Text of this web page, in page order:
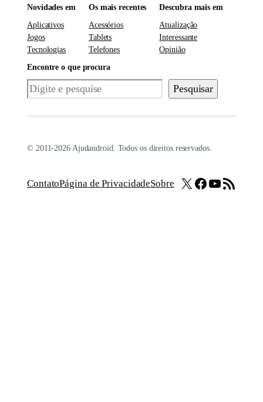
Novidades em
Aplicativos
Jogos
Tecnologias
Os mais recentes
Acessórios
Tablets
Telefones
Descubra mais em
Atualização
Interessante
Opinião
Encontre o que procura
Pesquisar Pesquisar
© 2011-2026 Ajudandroid. Todos os direitos reservados.
ContatoPágina de PrivacidadeSobre X Facebook
Youtube
Feed RSS